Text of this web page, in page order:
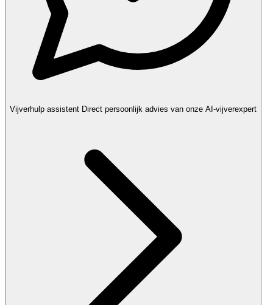
Vijverhulp assistent Direct persoonlijk advies van onze AI-vijverexpert